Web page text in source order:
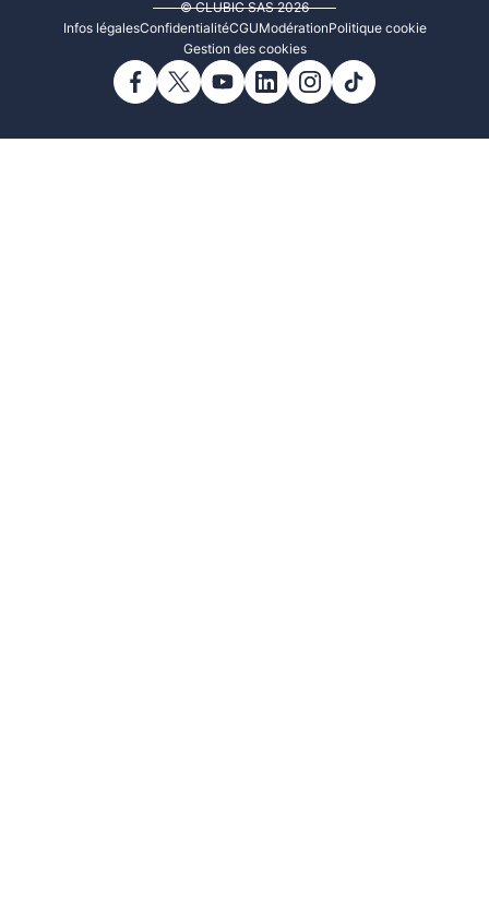
© CLUBIC SAS 2026
Infos légalesConfidentialitéCGUModérationPolitique cookie
Gestion des cookies